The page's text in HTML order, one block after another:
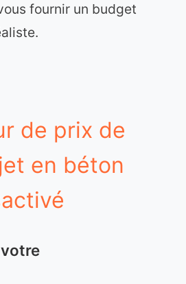
fournir un budget
de prix de
en béton